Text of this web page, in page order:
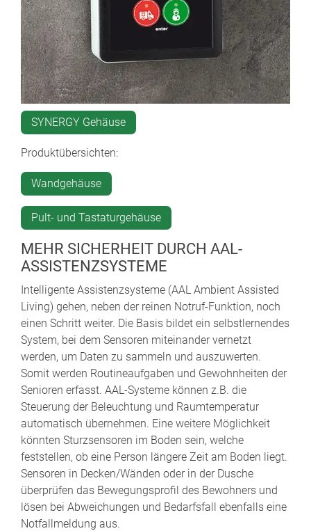
SYNERGY Gehäuse
Produktübersichten:
Wandgehäuse
Pult- und Tastaturgehäuse
MEHR SICHERHEIT DURCH AAL-
ASSISTENZSYSTEME
Intelligente Assistenzsysteme (AAL Ambient Assisted
Living) gehen, neben der reinen Notruf-Funktion, noch
einen Schritt weiter. Die Basis bildet ein selbstlernendes
System, bei dem Sensoren miteinander vernetzt
werden, um Daten zu sammeln und auszuwerten.
Somit werden Routineaufgaben und Gewohnheiten der
Senioren erfasst. AAL-Systeme können z.B. die
Steuerung der Beleuchtung und Raumtemperatur
automatisch übernehmen. Eine weitere Möglichkeit
könnten Sturzsensoren im Boden sein, welche
feststellen, ob eine Person längere Zeit am Boden liegt.
Sensoren in Decken/Wänden oder in der Dusche
überprüfen das Bewegungsprofil des Bewohners und
lösen bei Abweichungen und Bedarfsfall ebenfalls eine
Notfallmeldung aus.